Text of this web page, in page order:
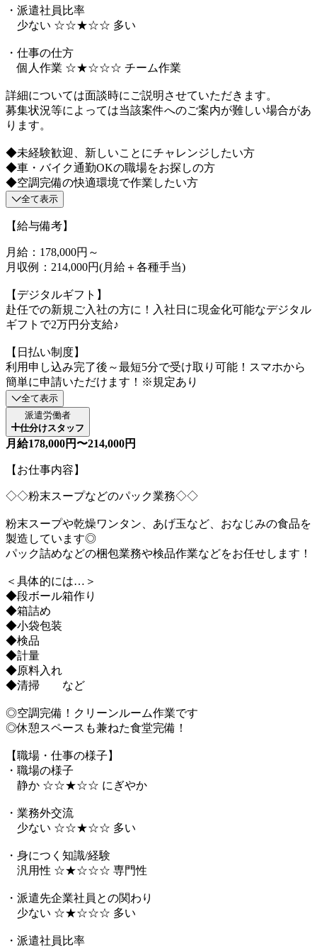
・派遣社員比率
少ない ☆☆★☆☆ 多い
・仕事の仕方
個人作業 ☆★☆☆☆ チーム作業
詳細については面談時にご説明させていただきます。
募集状況等によっては当該案件へのご案内が難しい場合があ
ります。
◆未経験歓迎、新しいことにチャレンジしたい方
◆車・バイク通勤OKの職場をお探しの方
◆空調完備の快適環境で作業したい方
全て表示
【給与備考】
月給：178,000円～
月収例：214,000円(月給＋各種手当)
【デジタルギフト】
赴任での新規ご入社の方に！入社日に現金化可能なデジタル
ギフトで2万円分支給♪
【日払い制度】
利用申し込み完了後～最短5分で受け取り可能！スマホから
簡単に申請いただけます！※規定あり
全て表示
派遣労働者
仕分けスタッフ
月給178,000円〜214,000円
【お仕事内容】
◇◇粉末スープなどのパック業務◇◇
粉末スープや乾燥ワンタン、あげ玉など、おなじみの食品を
製造しています◎
パック詰めなどの梱包業務や検品作業などをお任せします！
＜具体的には…＞
◆段ボール箱作り
◆箱詰め
◆小袋包装
◆検品
◆計量
◆原料入れ
◆清掃 など
◎空調完備！クリーンルーム作業です
◎休憩スペースも兼ねた食堂完備！
【職場・仕事の様子】
・職場の様子
静か ☆☆★☆☆ にぎやか
・業務外交流
少ない ☆☆★☆☆ 多い
・身につく知識/経験
汎用性 ☆★☆☆☆ 専門性
・派遣先企業社員との関わり
少ない ☆★☆☆☆ 多い
・派遣社員比率